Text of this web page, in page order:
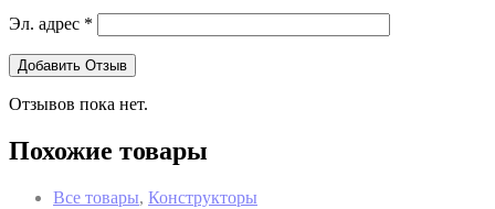
Эл. адрес *
Отзывов пока нет.
Похожие товары
Все товары, Конструкторы